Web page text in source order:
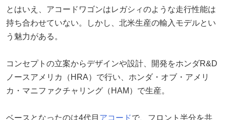
とはいえ、アコードワゴンはレガシィのような走行性能は
持ち合わせていない。しかし、北米生産の輸入モデルとい
う魅力がある。
コンセプトの立案からデザインや設計、開発をホンダR&D
ノースアメリカ（HRA）で行い、ホンダ・オブ・アメリ
カ・マニファクチャリング（HAM）で生産。
ベースとなったのは4代目 アコードで、フロント半分を共